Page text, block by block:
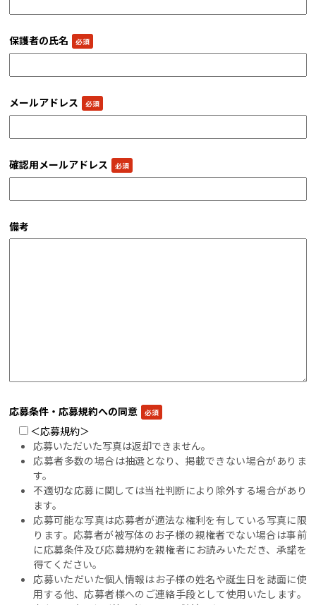
保護者の氏名
メールアドレス
確認用メールアドレス
備考
応募条件・応募規約への同意
＜応募規約＞
応募いただいた写真は返却できません。
応募者多数の場合は抽選となり、掲載できない場合がありま
す。
不適切な応募に関しては当社判断により除外する場合があり
ます。
応募可能な写真は応募者が適法な権利を有している写真に限
ります。応募者が被写体のお子様の親権者でない場合は事前
に応募条件及び応募規約を親権者にお読みいただき、承諾を
得てください。
応募いただいた個人情報はお子様の姓名や誕生日を誌面に使
用する他、応募者様へのご連絡手段として使用いたします。